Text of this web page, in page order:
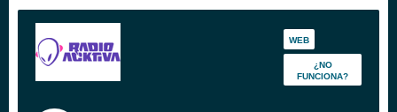
WEB
¿NO
FUNCIONA?